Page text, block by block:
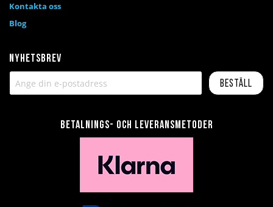
Nyhetsbrev
Beställ
Betalnings- och leveransmetoder
Kontakta oss
Blog